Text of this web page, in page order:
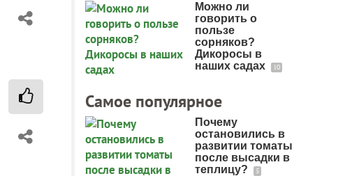
Можно ли
говорить о
пользе
сорняков?
Дикоросы в
наших садах
10
Самое популярное
Почему
остановились в
развитии томаты
после высадки в
теплицу?
5